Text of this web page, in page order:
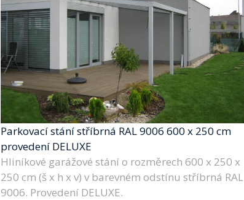
Parkovací stání stříbrná RAL 9006 600 x 250 cm
provedení DELUXE
Hliníkové garážové stání o rozměrech 600 x 250 x
250 cm (š x h x v) v barevném odstínu stříbrná RAL
9006. Provedení DELUXE.